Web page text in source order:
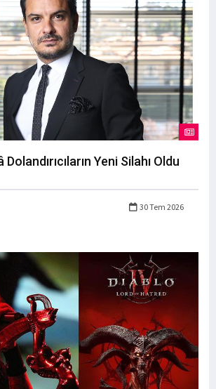
Yeni Silahı Oldu
30 Tem 2026